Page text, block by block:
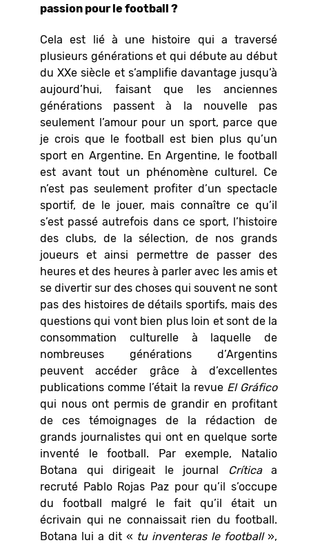
passion pour le football ?
Cela est lié à une histoire qui a traversé
plusieurs générations et qui débute au début
du XXe siècle et s’amplifie davantage jusqu’à
aujourd’hui, faisant que les anciennes
générations passent à la nouvelle pas
seulement l’amour pour un sport, parce que
je crois que le football est bien plus qu’un
sport en Argentine. En Argentine, le football
est avant tout un phénomène culturel. Ce
n’est pas seulement profiter d’un spectacle
sportif, de le jouer, mais connaître ce qu’il
s’est passé autrefois dans ce sport, l’histoire
des clubs, de la sélection, de nos grands
joueurs et ainsi permettre de passer des
heures et des heures à parler avec les amis et
se divertir sur des choses qui souvent ne sont
pas des histoires de détails sportifs, mais des
questions qui vont bien plus loin et sont de la
consommation culturelle à laquelle de
nombreuses générations d’Argentins
peuvent accéder grâce à d’excellentes
publications comme l’était la revue El Gráfico
qui nous ont permis de grandir en profitant
de ces témoignages de la rédaction de
grands journalistes qui ont en quelque sorte
inventé le football. Par exemple, Natalio
Botana qui dirigeait le journal
Críticaa
recruté Pablo Rojas Paz pour qu’il s’occupe
du football malgré le fait qu’il était un
écrivain qui ne connaissait rien du football.
Botana lui a dit « tu inventeras le football »,